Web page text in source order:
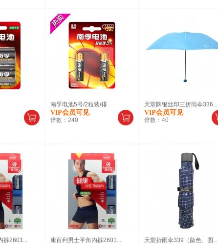
南孚电池5号/2粒装/排
VIP会员可见
倍数： 240
天堂牌银丝印三折雨伞336...
VIP会员可见
倍数： 40
裤2601... 康百利男士平角内裤2601... 天堂折雨伞339（颜色、图...